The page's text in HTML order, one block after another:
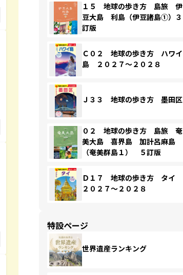
１５ 地球の歩き方 島旅 伊
豆大島 利島（伊豆諸島①）３
訂版
Ｃ０２ 地球の歩き方 ハワイ
島 ２０２７～２０２８
Ｊ３３ 地球の歩き方 墨田区
０２ 地球の歩き方 島旅 奄
美大島 喜界島 加計呂麻島
（奄美群島１） ５訂版
Ｄ１７ 地球の歩き方 タイ
２０２７～２０２８
特設ページ
世界遺産ランキング